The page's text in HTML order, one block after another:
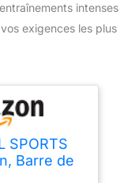
intenses
exigences les plus
SPORTS
Barre de